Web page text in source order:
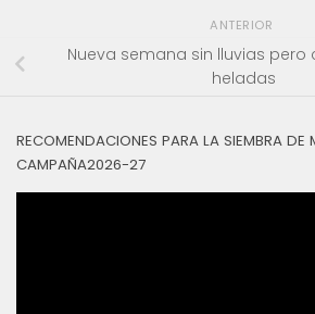
ANTERIOR
Nueva semana sin lluvias pero
heladas
RECOMENDACIONES PARA LA SIEMBRA DE
CAMPAÑA2026-27